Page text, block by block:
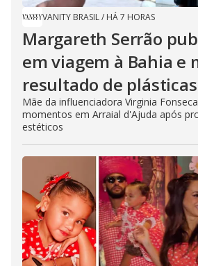
VANITY BRASIL/ HÁ 7 HORAS
Margareth Serrão
em viagem à Bahia e
resultado de plásticas
Mãe da influenciadora Virginia
momentos em Arraial d'Ajuda após
estéticos